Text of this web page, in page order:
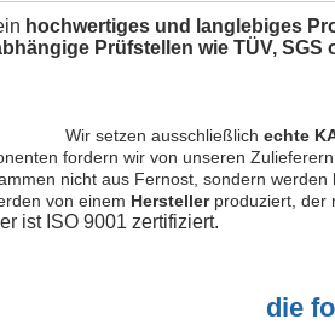
hochwertiges und langlebiges
Prüfstellen wie TÜV, SGS
Wir setzen ausschließlich echte
fordern wir von unseren
nicht aus Fernost, sondern
von einem Herstellerproduziert, der
die